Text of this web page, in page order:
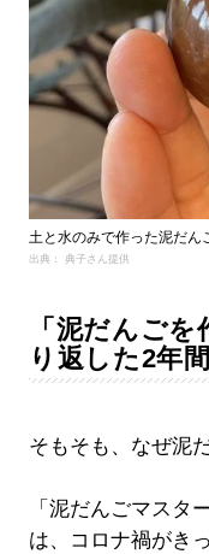
土と水のみで作った泥だん
出典： 典子さん提供
「泥だんご
り返した2年間
そもそも、なぜ泥
「泥だんごマスタ
は、コロナ禍がき